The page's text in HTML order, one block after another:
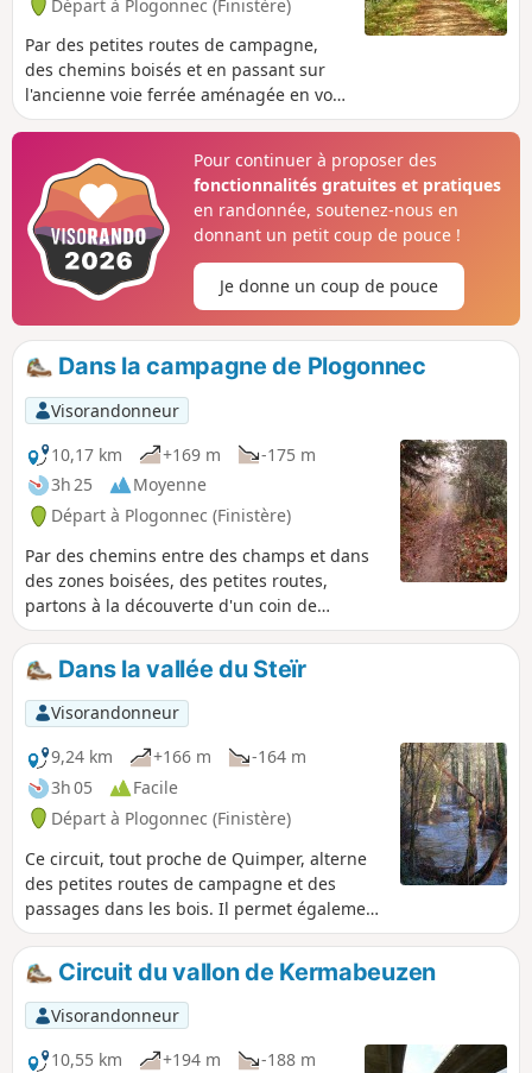
Départ à Plogonnec (Finistère)
Par des petites routes de campagne,
des chemins boisés et en passant sur
l'ancienne voie ferrée aménagée en voie
verte, allons voir le vieux moulin féodal
Pour continuer à proposer des
fonctionnalités gratuites et pratiques
en randonnée, soutenez-nous en
donnant un petit coup de pouce !
Je donne un coup de pouce
Dans la campagne de Plogonnec
Visorandonneur
10,17 km
+169 m
-175 m
3h 25
Moyenne
Départ à Plogonnec (Finistère)
Par des chemins entre des champs et dans
des zones boisées, des petites routes,
partons à la découverte d'un coin de
campagne avec son patrimoine religieux.
Dans la vallée du Steïr
Visorandonneur
9,24 km
+166 m
-164 m
3h 05
Facile
Départ à Plogonnec (Finistère)
Ce circuit, tout proche de Quimper, alterne
des petites routes de campagne et des
passages dans les bois. Il permet également
de longer la rive droite de la rivière Le Steïr
et de découvrir ce fond de vallée et les
aménagements pour la voie ferrée Quimper-
Brest. Au départ, la petite chapelle Seznec,
datant de 1673 avec son calvaire dans
l'enclos.
Circuit du vallon de Kermabeuzen
Visorandonneur
10,55 km
+194 m
-188 m